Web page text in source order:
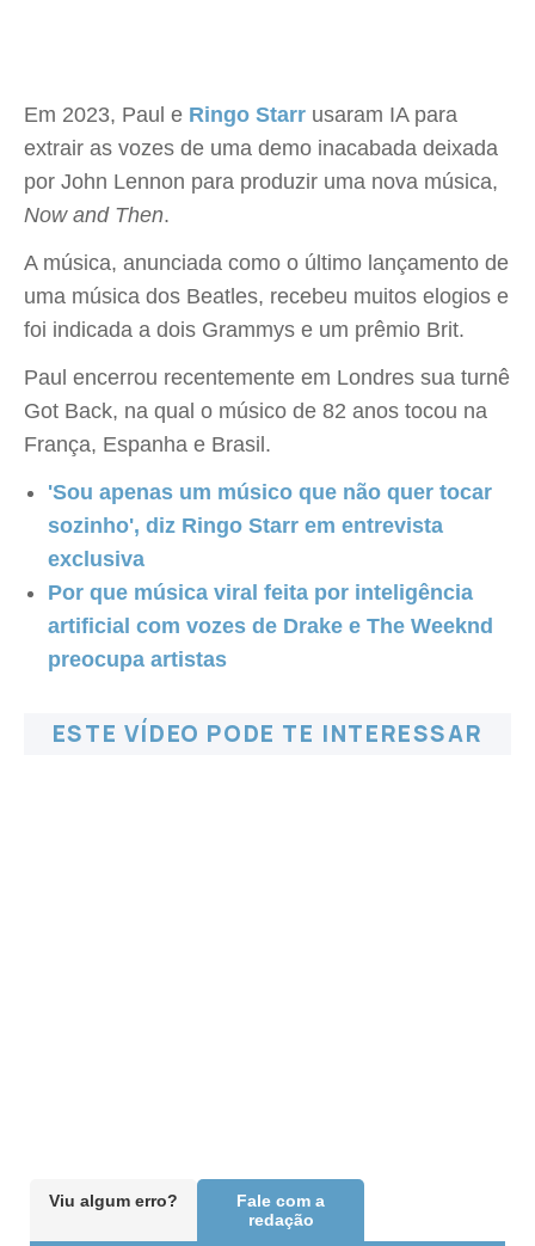
Em 2023, Paul e Ringo Starr usaram IA para
extrair as vozes de uma demo inacabada deixada
por John Lennon para produzir uma nova música,
Now and Then.
A música, anunciada como o último lançamento de
uma música dos Beatles, recebeu muitos elogios e
foi indicada a dois Grammys e um prêmio Brit.
Paul encerrou recentemente em Londres sua turnê
Got Back, na qual o músico de 82 anos tocou na
França, Espanha e Brasil.
'Sou apenas um músico que não quer tocar
sozinho', diz Ringo Starr em entrevista
exclusiva
Por que música viral feita por inteligência
artificial com vozes de Drake e The Weeknd
preocupa artistas
ESTE VÍDEO PODE TE INTERESSAR
Viu algum erro?
Fale com a
redação